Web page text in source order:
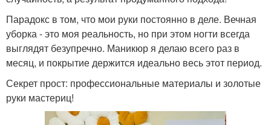
Парадокс в том, что мои руки постоянно в деле. Вечная
уборка - это моя реальность, но при этом ногти всегда
выглядят безупречно. Маникюр я делаю всего раз в
месяц, и покрытие держится идеально весь этот период.
Секрет прост: профессиональные материалы и золотые
руки мастериц!